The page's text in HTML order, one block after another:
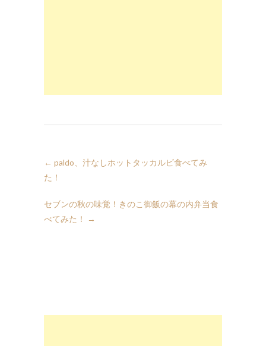
← paldo、汁なしホットタッカルビ食べてみ
た！
セブンの秋の味覚！きのこ御飯の幕の内弁当食
べてみた！
→